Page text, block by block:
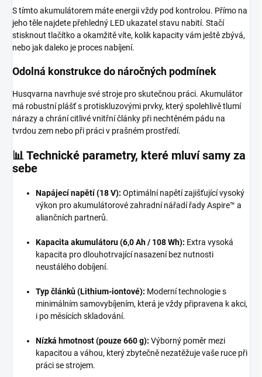
S tímto akumulátorem máte energii vždy pod kontrolou. Přímo na
jeho těle najdete přehledný LED ukazatel stavu nabití. Stačí
stisknout tlačítko a okamžitě víte, kolik kapacity vám ještě zbývá,
nebo jak daleko je proces nabíjení.
Odolná konstrukce do náročných podmínek
Husqvarna navrhuje své stroje pro skutečnou práci. Akumulátor
má robustní plášť s protiskluzovými prvky, který spolehlivě tlumí
nárazy a chrání citlivé vnitřní články při nechtěném pádu na
tvrdou zem nebo při práci v prašném prostředí.
📊 Technické parametry, které mluví samy za
sebe
Napájecí napětí (18 V): Optimální napětí zajišťující vysoký
výkon pro akumulátorové zahradní nářadí řady Aspire™ a
aliančních partnerů.
Kapacita akumulátoru (6,0 Ah / 108 Wh): Extra vysoká
kapacita pro dlouhotrvající nasazení bez nutnosti
neustálého dobíjení.
Typ článků (Lithium-iontové): Moderní technologie s
minimálním samovybíjením, která je vždy připravena k akci,
i po měsících skladování.
Nízká hmotnost (pouze 660 g): Výborný poměr mezi
kapacitou a váhou, který zbytečně nezatěžuje vaše ruce při
práci se strojem.